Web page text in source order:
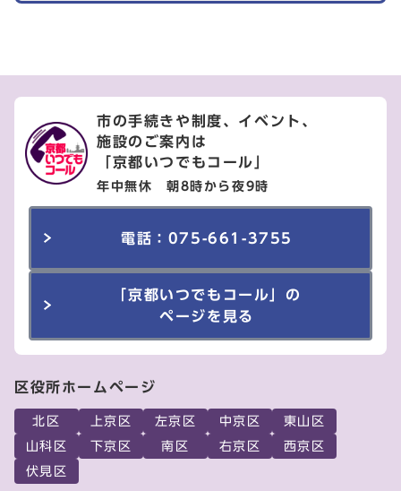
市の手続きや制度、イベント、
施設のご案内は
「京都いつでもコール」
年中無休 朝8時から夜9時
電話：075-661-3755
「京都いつでもコール」の
ページを見る
区役所ホームページ
北区 上京区 左京区 中京区
東山区
山科区
下京区 南区 右京区
西京区
伏見区